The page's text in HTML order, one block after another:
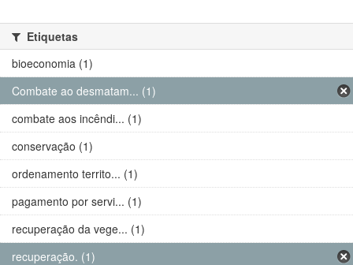
Etiquetas
bioeconomia (1)
Combate ao desmatam... (1)
combate aos incêndi... (1)
conservação (1)
ordenamento territo... (1)
pagamento por servi... (1)
recuperação da vege... (1)
recuperação. (1)